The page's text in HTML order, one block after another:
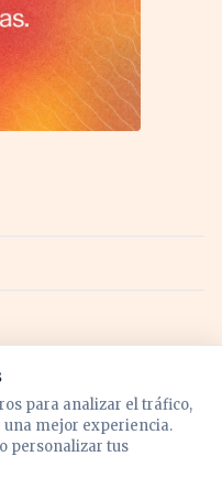
para analizar el tráfico,
mejor experiencia.
personalizar tus